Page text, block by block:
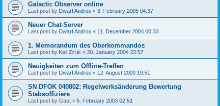
Galactic Observer online
Last post by Dwarf Androx « 3. February 2005 04:37
Neuer Chat-Server
Last post by Dwarf Androx « 11. December 2004 00:33
1. Memorandum des Oberkommandos
Last post by Keil Ziruk « 30. January 2004 22:57
Neuigkeiten zum Offline-Treffen
Last post by Dwarf Androx « 12. August 2003 19:51
SN DFOK 040802: Regelwerksänderung Bewertung
Stabsoffiziere
Last post by Gast « 5. February 2003 02:51